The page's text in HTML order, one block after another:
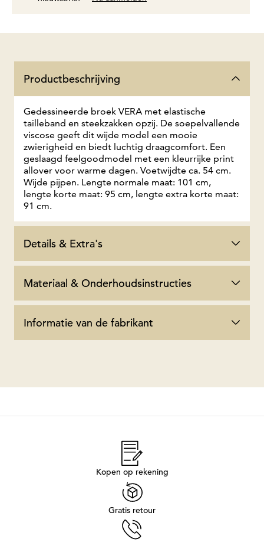
Productbeschrijving
Gedessineerde broek VERA met elastische
tailleband en steekzakken opzij. De soepelvallende
viscose geeft dit wijde model een mooie
zwierigheid en biedt luchtig draagcomfort. Een
geslaagd feelgoodmodel met een kleurrijke print
allover voor warme dagen. Voetwijdte ca. 54 cm.
Wijde pijpen. Lengte normale maat: 101 cm,
lengte korte maat: 95 cm, lengte extra korte maat:
91 cm.
Details & Extra's
Materiaal & Onderhoudsinstructies
Informatie van de fabrikant
Kopen op rekening
Gratis retour